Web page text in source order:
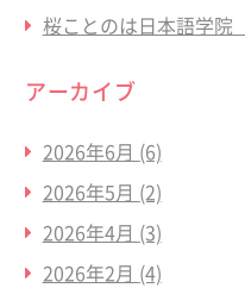
桜ことのは日本語学院
アーカイブ
2026年6月 (6)
2026年5月 (2)
2026年4月 (3)
2026年2月 (4)